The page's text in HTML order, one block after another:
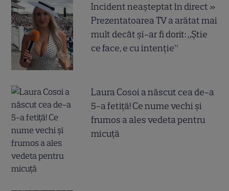
Incident neașteptat în direct »
Prezentatoarea TV a arătat mai
mult decât și-ar fi dorit: „Știe
ce face, e cu intenție”
Laura Cosoi a născut cea de-a
5-a fetiță! Ce nume vechi și
frumos a ales vedeta pentru
micuță